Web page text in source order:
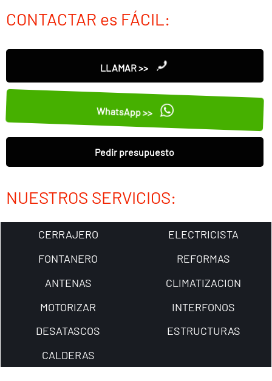
CONTACTAR es FÁCIL:
LLAMAR >>
WhatsApp >>
Pedir presupuesto
NUESTROS SERVICIOS:
CERRAJERO
ELECTRICISTA
FONTANERO
REFORMAS
ANTENAS
CLIMATIZACION
MOTORIZAR
INTERFONOS
DESATASCOS
ESTRUCTURAS
CALDERAS